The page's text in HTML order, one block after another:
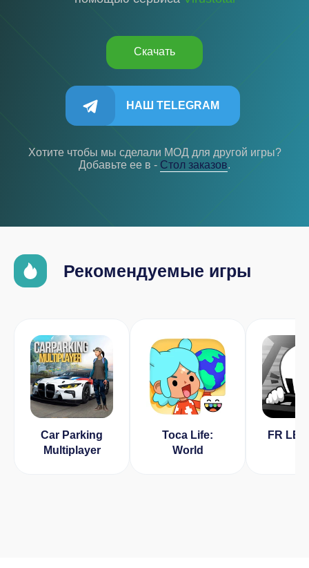
Скачать
НАШ TELEGRAM
Хотите чтобы мы сделали МОД для другой игры?
Добавьте ее в - Cтол заказов.
Рекомендуемые игры
Car Parking
Multiplayer
Toca Life:
World
FR